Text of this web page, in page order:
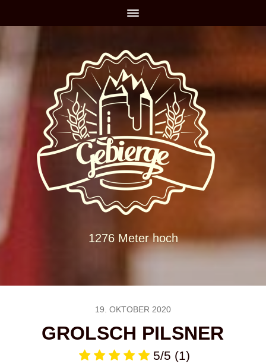
1276 Meter hoch
19. OKTOBER 2020
GROLSCH PILSNER
5/5 (1)